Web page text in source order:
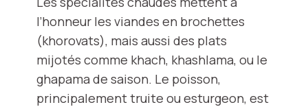
l’honneur les viandes en brochettes
(khorovats), mais aussi des plats
mijotés comme khach, khashlama, ou le
ghapama de saison. Le poisson,
principalement truite ou esturgeon, est